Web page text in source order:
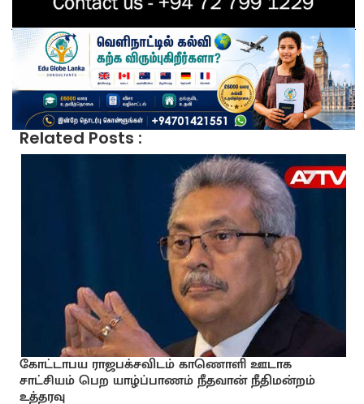
Related Posts :
கோட்டாபய ராஜபக்சவிடம் காணொளி ஊடாக
சாட்சியம் பெற யாழ்ப்பாணம் நீதவான் நீதிமன்றம்
உத்தரவு